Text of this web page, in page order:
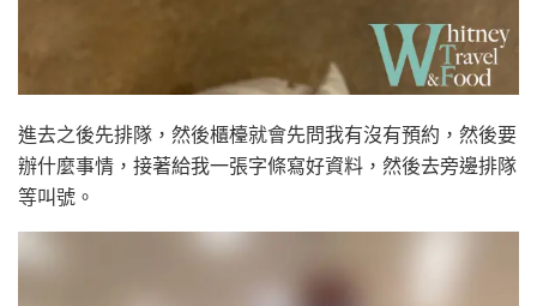
進去之後先排隊，然後櫃檯就會先問我有沒有預約，然後要
辦什麼事情，接著給我一張字條寫好資料，然後去旁邊排隊
等叫號。